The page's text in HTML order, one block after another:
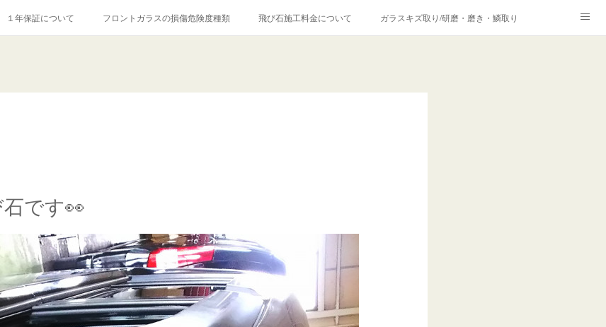
１年保証について フロントガラスの損傷危険度種類 飛び石施工料金について ガラスキズ取り/研磨・磨き・鱗取り
です👀